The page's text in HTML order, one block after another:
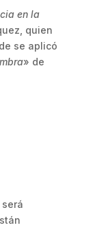
en la
quien
se aplicó
» de